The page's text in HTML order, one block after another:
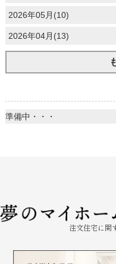
2026年05月(10)
2026年04月(13)
準備中・・・
注文住宅に関